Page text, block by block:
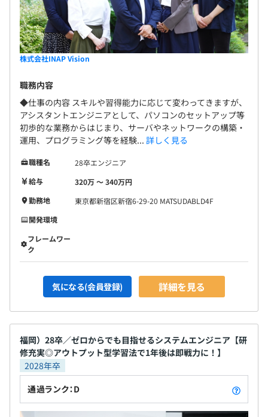
株式会社INAP Vision
職務内容
◆仕事の内容 スキルや習得能力に応じて変わってきますが、
アシスタントエンジニアとして、パソコンのセットアップ等
初歩的な業務からはじまり、サーバやネットワークの構築・
運用、プログラミング等を経験... 詳しく見る
職種名
28卒エンジニア
給与
320万 〜 340万円
勤務地
東京都新宿区新宿6-29-20 MATSUDABLD4F
開発環境
フレームワー
ク
気になる(会員登録) 詳細を見る
福岡）28卒／ゼロからでも目指せるシステムエンジニア【研
修充実◎アウトプット型学習法で1年後は即戦力に！】
2028年卒
通過ランク：D